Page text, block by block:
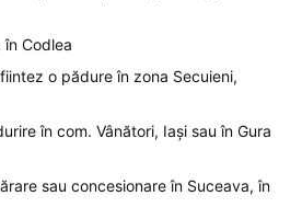
Codlea
o pădure în zona Secuieni,
în com. Vânători, Iași sau în Gura
sau concesionare în Suceava, în